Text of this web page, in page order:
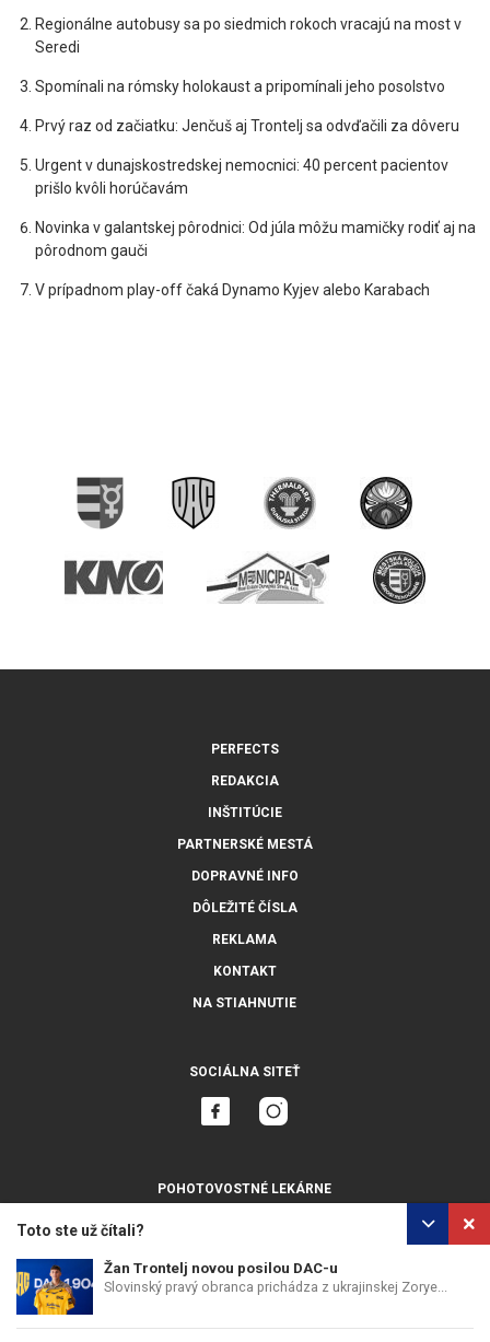
Toto ste už čítali?
Žan Trontelj novou posilou DAC-u
Slovinský pravý obranca prichádza z ukrajinskej Zorye...
Regionálne autobusy sa po siedmich rokoch vracajú na most v
Seredi
Spomínali na rómsky holokaust a pripomínali jeho posolstvo
Prvý raz od začiatku: Jenčuš aj Trontelj sa odvďačili za dôveru
Urgent v dunajskostredskej nemocnici: 40 percent pacientov
prišlo kvôli horúčavám
Novinka v galantskej pôrodnici: Od júla môžu mamičky rodiť aj na
pôrodnom gauči
V prípadnom play-off čaká Dynamo Kyjev alebo Karabach
PERFECTS
REDAKCIA
INŠTITÚCIE
PARTNERSKÉ MESTÁ
DOPRAVNÉ INFO
DÔLEŽITÉ ČÍSLA
REKLAMA
KONTAKT
NA STIAHNUTIE
SOCIÁLNA SITEŤ
POHOTOVOSTNÉ LEKÁRNE
OCHRANA OSOBNÝCH ÚDAJOV